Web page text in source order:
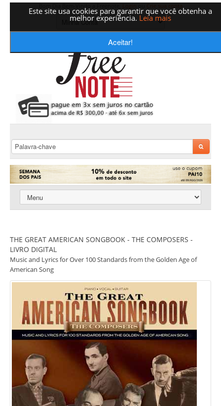
Este site usa cookies para garantir que você obtenha a
melhor experiência. Leia mais
Aceitar!
THE GREAT AMERICAN SONGBOOK - THE COMPOSERS -
LIVRO DIGITAL
Music and Lyrics for Over 100 Standards from the Golden Age of
American Song